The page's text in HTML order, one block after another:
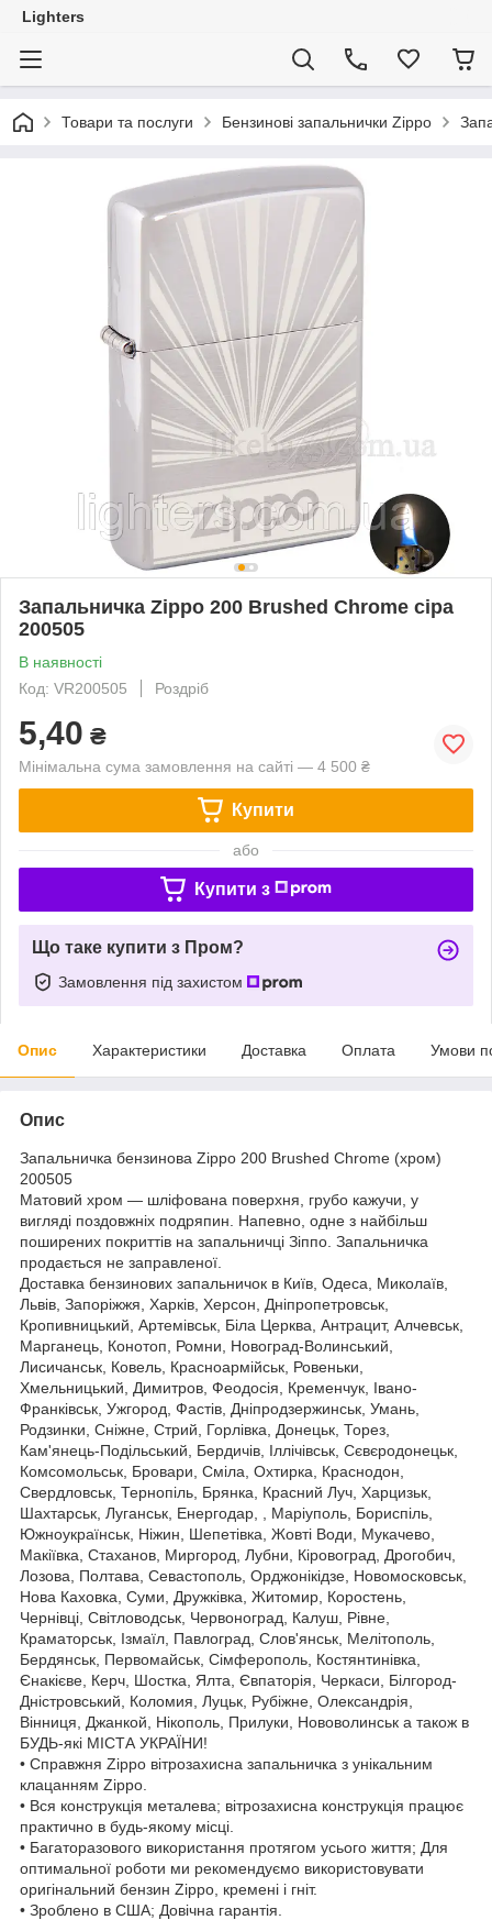
Lighters
Товари та послуги Бензинові запальнички Zippo
Запальничка Zippo 200 Brushed Chrome сіра
200505
В наявності
Код: VR200505
Роздріб
5,40 ₴
Мінімальна сума замовлення на сайті — 4 500 ₴
Купити
або
Купити з
Що таке купити з Пром?
Замовлення під захистом
Опис Характеристики Доставка Оплата Умови
Опис
Запальничка бензинова Zippo 200 Brushed Chrome (хром)
200505
Матовий хром — шліфована поверхня, грубо кажучи, у
вигляді поздовжніх подряпин. Напевно, одне з найбільш
поширених покриттів на запальничці Зіппо. Запальничка
продається не заправленої.
Доставка бензинових запальничок в Київ, Одеса, Миколаїв,
Львів, Запоріжжя, Харків, Херсон, Дніпропетровськ,
Кропивницький, Артемівськ, Біла Церква, Антрацит, Алчевськ,
Марганець, Конотоп, Ромни, Новоград-Волинський,
Лисичанськ, Ковель, Красноармійськ, Ровеньки,
Хмельницький, Димитров, Феодосія, Кременчук, Івано-
Франківськ, Ужгород, Фастів, Дніпродзержинськ, Умань,
Родзинки, Сніжне, Стрий, Горлівка, Донецьк, Торез,
Кам'янець-Подільський, Бердичів, Іллічівськ, Сєвєродонецьк,
Комсомольськ, Бровари, Сміла, Охтирка, Краснодон,
Свердловськ, Тернопіль, Брянка, Красний Луч, Харцизьк,
Шахтарськ, Луганськ, Енергодар, , Маріуполь, Бориспіль,
Южноукраїнськ, Ніжин, Шепетівка, Жовті Води, Мукачево,
Макіївка, Стаханов, Миргород, Лубни, Кіровоград, Дрогобич,
Лозова, Полтава, Севастополь, Орджонікідзе, Новомосковськ,
Нова Каховка, Суми, Дружківка, Житомир, Коростень,
Чернівці, Світловодськ, Червоноград, Калуш, Рівне,
Краматорськ, Ізмаїл, Павлоград, Слов'янськ, Мелітополь,
Бердянськ, Первомайськ, Сімферополь, Костянтинівка,
Єнакієве, Керч, Шостка, Ялта, Євпаторія, Черкаси, Білгород-
Дністровський, Коломия, Луцьк, Рубіжне, Олександрія,
Вінниця, Джанкой, Нікополь, Прилуки, Нововолинськ а також в
БУДЬ-які МІСТА УКРАЇНИ!
• Справжня Zippo вітрозахисна запальничка з унікальним
клацанням Zippo.
• Вся конструкція металева; вітрозахисна конструкція працює
практично в будь-якому місці.
• Багаторазового використання протягом усього життя; Для
оптимальної роботи ми рекомендуємо використовувати
оригінальний бензин Zippo, кремені і гніт.
• Зроблено в США; Довічна гарантія.